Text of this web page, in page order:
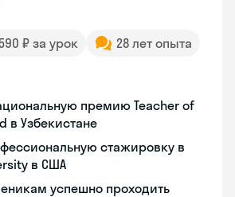
₽ за урок
28 лет опыта
премию Teacher of
в Узбекистане
стажировку в
в США
успешно проходить